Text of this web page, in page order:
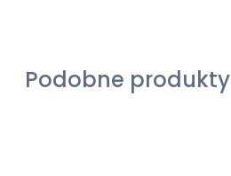
Podobne produkty